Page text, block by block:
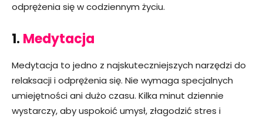
odprężenia się w codziennym życiu.
1. Medytacja
Medytacja to jedno z najskuteczniejszych narzędzi do
relaksacji i odprężenia się. Nie wymaga specjalnych
umiejętności ani dużo czasu. Kilka minut dziennie
wystarczy, aby uspokoić umysł, złagodzić stres i